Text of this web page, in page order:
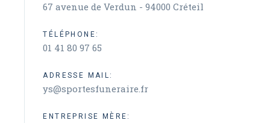
67 avenue de Verdun - 94000 Créteil
TÉLÉPHONE:
01 41 80 97 65
ADRESSE MAIL:
ys@sportesfuneraire.fr
ENTREPRISE MÈRE: